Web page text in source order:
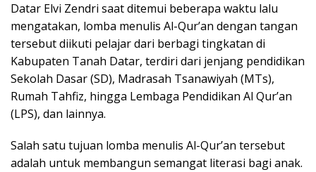
Datar Elvi Zendri saat ditemui beberapa waktu lalu
mengatakan, lomba menulis Al-Qur’an dengan tangan
tersebut diikuti pelajar dari berbagi tingkatan di
Kabupaten Tanah Datar, terdiri dari jenjang pendidikan
Sekolah Dasar (SD), Madrasah Tsanawiyah (MTs),
Rumah Tahfiz, hingga Lembaga Pendidikan Al Qur’an
(LPS), dan lainnya.
Salah satu tujuan lomba menulis Al-Qur’an tersebut
adalah untuk membangun semangat literasi bagi anak.